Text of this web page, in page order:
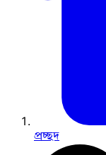
প্রচ্ছদ